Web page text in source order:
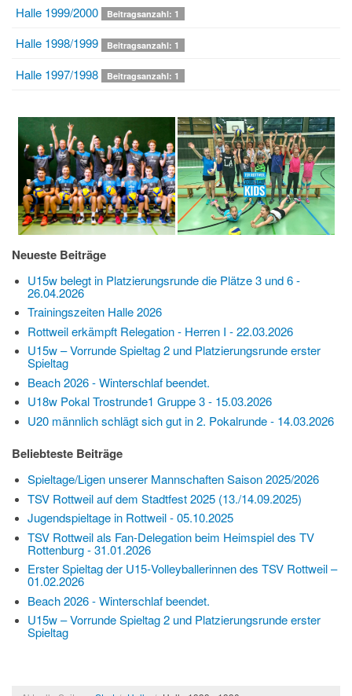
Halle 1999/2000 Beitragsanzahl: 1
Halle 1998/1999 Beitragsanzahl: 1
Halle 1997/1998 Beitragsanzahl: 1
Neueste Beiträge
U15w belegt in Platzierungsrunde die Plätze 3 und 6 -
26.04.2026
Trainingszeiten Halle 2026
Rottweil erkämpft Relegation - Herren I - 22.03.2026
U15w – Vorrunde Spieltag 2 und Platzierungsrunde erster
Spieltag
Beach 2026 - Winterschlaf beendet.
U18w Pokal Trostrunde1 Gruppe 3 - 15.03.2026
U20 männlich schlägt sich gut in 2. Pokalrunde - 14.03.2026
Beliebteste Beiträge
Spieltage/Ligen unserer Mannschaften Saison 2025/2026
TSV Rottweil auf dem Stadtfest 2025 (13./14.09.2025)
Jugendspieltage in Rottweil - 05.10.2025
TSV Rottweil als Fan-Delegation beim Heimspiel des TV
Rottenburg - 31.01.2026
Erster Spieltag der U15‑Volleyballerinnen des TSV Rottweil –
01.02.2026
Beach 2026 - Winterschlaf beendet.
U15w – Vorrunde Spieltag 2 und Platzierungsrunde erster
Spieltag